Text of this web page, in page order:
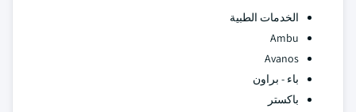
الخدمات الطبية
Ambu
Avanos
باء - براون
باكستر